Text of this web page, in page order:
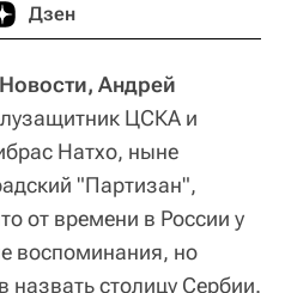
Дзен
Андрей
ЦСКА и
Натхо, ныне
"Партизан",
от времени в России у
воспоминания, но
столицу Сербии.